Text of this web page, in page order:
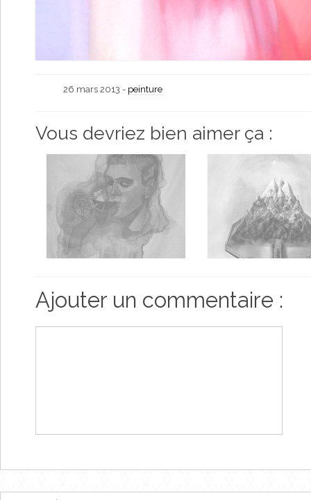
26 mars 2013 - peinture
Vous devriez bien aimer ça :
Ajouter un commentaire :